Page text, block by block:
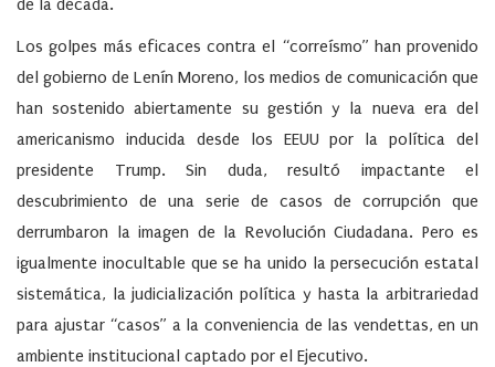
de la década.
Los golpes más eficaces contra el “correísmo” han provenido
del gobierno de Lenín Moreno, los medios de comunicación que
han sostenido abiertamente su gestión y la nueva era del
americanismo inducida desde los EEUU por la política del
presidente Trump. Sin duda, resultó impactante el
descubrimiento de una serie de casos de corrupción que
derrumbaron la imagen de la Revolución Ciudadana. Pero es
igualmente inocultable que se ha unido la persecución estatal
sistemática, la judicialización política y hasta la arbitrariedad
para ajustar “casos” a la conveniencia de las vendettas, en un
ambiente institucional captado por el Ejecutivo.